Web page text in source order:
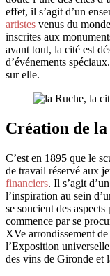
effet, il s’agit d’un
artistes venus du
inscrites aux
avant tout, la cité est
d’événements
sur elle.
Création de
C’est en 1895 que le
de travail réservé aux
financiers. Il s’agit
l’inspiration au sein
se soucient des
commence par se
XVe arrondissement
l’Exposition
des vins de Gironde et